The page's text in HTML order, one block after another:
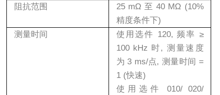
阻抗范围
25 mΩ 至40 MΩ (10%
精度条件下)
测量时间
使用选件 120, 频率 ≥
100 kHz 时, 测量速度
为 3 ms/点, 测量时间 =
1 (快速)
使用选件 010/ 020/